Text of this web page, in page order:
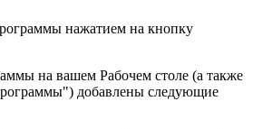
нажатием на кнопку
на вашем Рабочем столе (а также
добавлены следующие